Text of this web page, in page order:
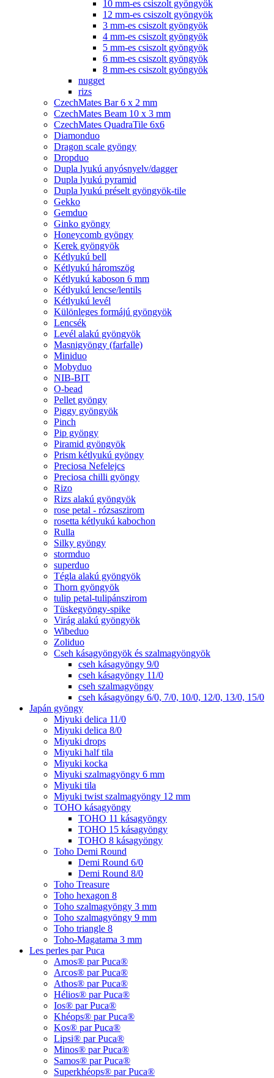
10 mm-es csiszolt gyöngyök
12 mm-es csiszolt gyöngyök
3 mm-es csiszolt gyöngyök
4 mm-es csiszolt gyöngyök
5 mm-es csiszolt gyöngyök
6 mm-es csiszolt gyöngyök
8 mm-es csiszolt gyöngyök
nugget
rizs
CzechMates Bar 6 x 2 mm
CzechMates Beam 10 x 3 mm
CzechMates QuadraTile 6x6
Diamonduo
Dragon scale gyöngy
Dropduo
Dupla lyukú anyósnyelv/dagger
Dupla lyukú pyramid
Dupla lyukú préselt gyöngyök-tile
Gekko
Gemduo
Ginko gyöngy
Honeycomb gyöngy
Kerek gyöngyök
Kétlyukú bell
Kétlyukú háromszög
Kétlyukú kaboson 6 mm
Kétlyukú lencse/lentils
Kétlyukú levél
Különleges formájú gyöngyök
Lencsék
Levél alakú gyöngyök
Masnigyöngy (farfalle)
Miniduo
Mobyduo
NIB-BIT
O-bead
Pellet gyöngy
Piggy gyöngyök
Pinch
Pip gyöngy
Piramid gyöngyök
Prism kétlyukú gyöngy
Preciosa Nefelejcs
Preciosa chilli gyöngy
Rizo
Rizs alakú gyöngyök
rose petal - rózsaszirom
rosetta kétlyukú kabochon
Rulla
Silky gyöngy
stormduo
superduo
Tégla alakú gyöngyök
Thorn gyöngyök
tulip petal-tulipánszirom
Tüskegyöngy-spike
Virág alakú gyöngyök
Wibeduo
Zoliduo
Cseh kásagyöngyök és szalmagyöngyök
cseh kásagyöngy 9/0
cseh kásagyöngy 11/0
cseh szalmagyöngy
cseh kásagyöngy 6/0, 7/0, 10/0, 12/0, 13/0, 15/0
Japán gyöngy
Miyuki delica 11/0
Miyuki delica 8/0
Miyuki drops
Miyuki half tila
Miyuki kocka
Miyuki szalmagyöngy 6 mm
Miyuki tila
Miyuki twist szalmagyöngy 12 mm
TOHO kásagyöngy
TOHO 11 kásagyöngy
TOHO 15 kásagyöngy
TOHO 8 kásagyöngy
Toho Demi Round
Demi Round 6/0
Demi Round 8/0
Toho Treasure
Toho hexagon 8
Toho szalmagyöngy 3 mm
Toho szalmagyöngy 9 mm
Toho triangle 8
Toho-Magatama 3 mm
Les perles par Puca
Amos® par Puca®
Arcos® par Puca®
Athos® par Puca®
Hélios® par Puca®
Ios® par Puca®
Khéops® par Puca®
Kos® par Puca®
Lipsi® par Puca®
Minos® par Puca®
Samos® par Puca®
Superkhéops® par Puca®